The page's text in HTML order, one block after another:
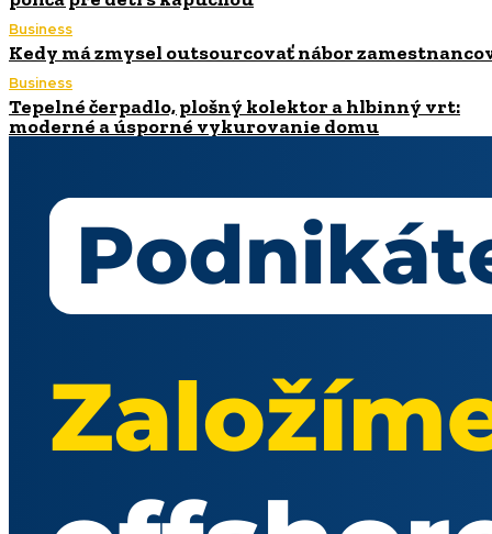
Business
Kedy má zmysel outsourcovať nábor
Business
Tepelné čerpadlo, plošný kolektor a hlbinný vrt:
moderné a úsporné vykurovanie domu